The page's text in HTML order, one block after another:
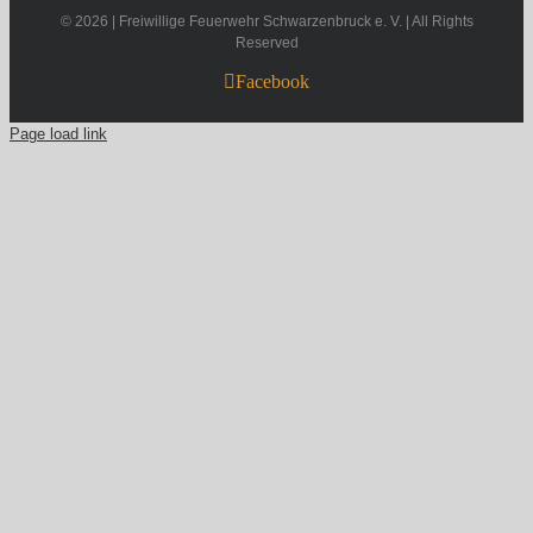
© 2026 | Freiwillige Feuerwehr Schwarzenbruck e. V. | All Rights
Reserved
Facebook
Page load link